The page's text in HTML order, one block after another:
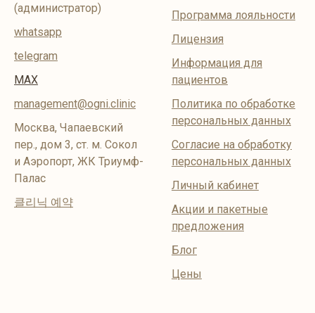
(администратор)
whatsapp
telegram
MAX
management@ogni.clinic
Москва, Чапаевский
пер., дом 3, ст. м. Сокол
и Аэропорт, ЖК Триумф-
Палас
클리닉 예약
Программа лояльности
Лицензия
Информация для
пациентов
Политика по обработке
персональных данных
Согласие на обработку
персональных данных
Личный кабинет
Акции и пакетные
предложения
Блог
Цены